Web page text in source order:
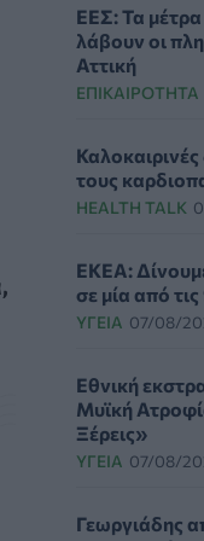
ΕΕΣ: Τα
λάβουν οι
Αττική
ΕΠΙΚΑΙΡΌΤΗΤΑ
τους
HEALTH TALK
ΕΚΕΑ:
σε μία από
ΥΓΕΊΑ 07/08/
Εθνική
Μυϊκή
Ξέρεις»
ΥΓΕΊΑ 07/08/
Γεωργιάδης